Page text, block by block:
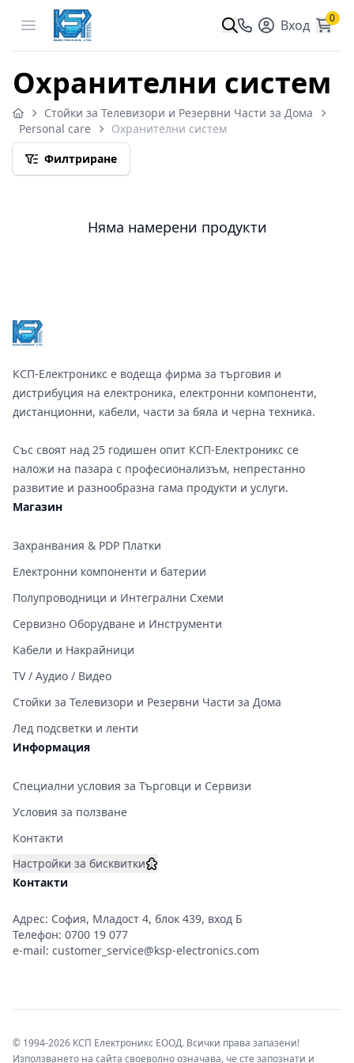
Open menu Вход 0
Охранителни систем
Стойки за Телевизори и Резервни Части за Дома
Personal care
Охранителни систем
Филтриране
Няма намерени продукти
КСП-Електроникс е водеща фирма за търговия и
дистрибуция на електроника, електронни компоненти,
дистанционни, кабели, части за бяла и черна техника.
Със своят над 25 годишен опит КСП-Електроникс се
наложи на пазара с професионализъм, непрестанно
развитие и разнообразна гама продукти и услуги.
Магазин
Захранвания & PDP Платки
Електронни компоненти и батерии
Полупроводници и Интегрални Схеми
Сервизно Оборудване и Инструменти
Кабели и Накрайници
TV / Аудио / Видео
Стойки за Телевизори и Резервни Части за Дома
Лед подсветки и ленти
Информация
Специални условия за Търговци и Сервизи
Условия за ползване
Контакти
Настройки за бисквитки
Контакти
Адрес: София, Младост 4, блок 439, вход Б
Телефон: 0700 19 077
e-mail: customer_service@ksp-electronics.com
© 1994-2026 КСП Електроникс ЕООД. Всички права запазени!
Използването на сайта своеволно означава, че сте запознати и